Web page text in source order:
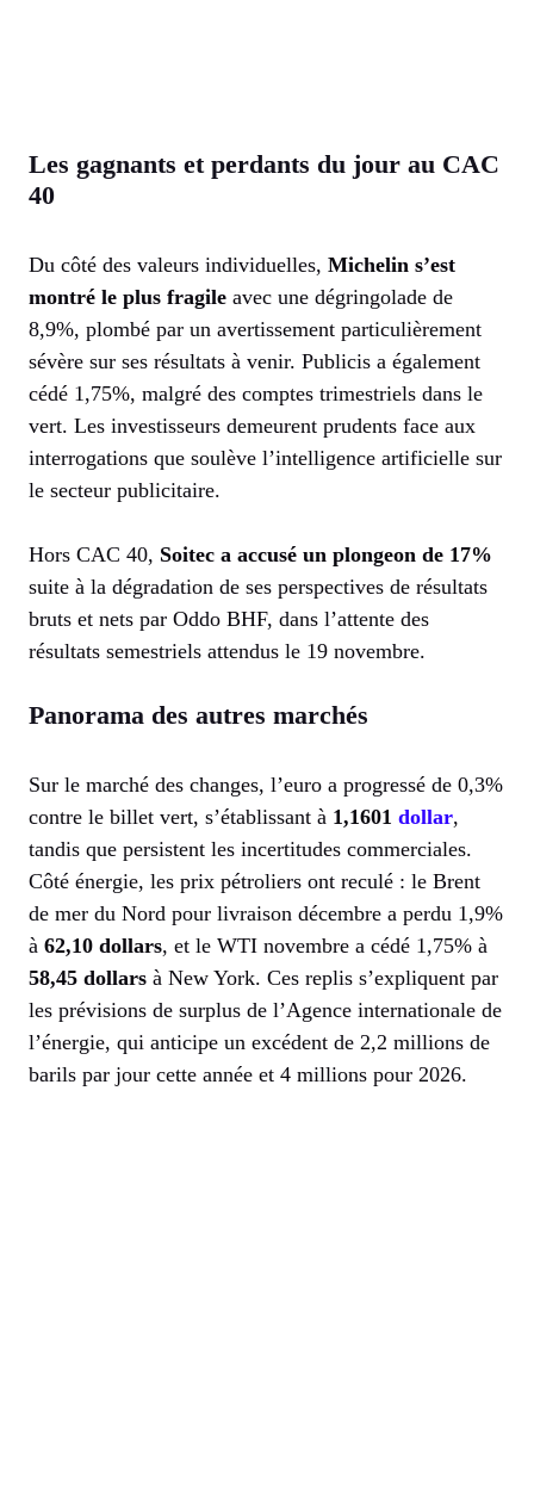
Les gagnants et perdants du jour au CAC
40
Du côté des valeurs individuelles, Michelin s’est
montré le plus fragile avec une dégringolade de
8,9%, plombé par un avertissement particulièrement
sévère sur ses résultats à venir. Publicis a également
cédé 1,75%, malgré des comptes trimestriels dans le
vert. Les investisseurs demeurent prudents face aux
interrogations que soulève l’intelligence artificielle sur
le secteur publicitaire.
Hors CAC 40, Soitec a accusé un plongeon de 17%
suite à la dégradation de ses perspectives de résultats
bruts et nets par Oddo BHF, dans l’attente des
résultats semestriels attendus le 19 novembre.
Panorama des autres marchés
Sur le marché des changes, l’euro a progressé de 0,3%
contre le billet vert, s’établissant à 1,1601 dollar,
tandis que persistent les incertitudes commerciales.
Côté énergie, les prix pétroliers ont reculé : le Brent
de mer du Nord pour livraison décembre a perdu 1,9%
à 62,10 dollars, et le WTI novembre a cédé 1,75% à
58,45 dollars à New York. Ces replis s’expliquent par
les prévisions de surplus de l’Agence internationale de
l’énergie, qui anticipe un excédent de 2,2 millions de
barils par jour cette année et 4 millions pour 2026.